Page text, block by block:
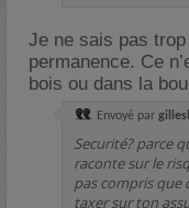
Je ne sais pas
permanence. Ce
bois ou dans la
Envoyé par
Securité? parce
raconte sur le
pas compris
taxer sur ton